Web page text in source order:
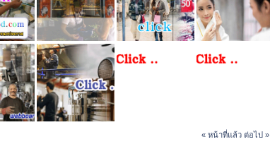
« หน้าที่แล้ว ต่อไป »